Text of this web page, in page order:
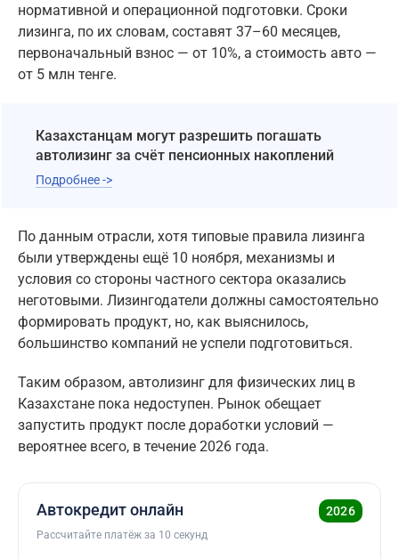
нормативной и операционной подготовки. Сроки
лизинга, по их словам, составят 37–60 месяцев,
первоначальный взнос — от 10%, а стоимость авто —
от 5 млн тенге.
Казахстанцам могут разрешить погашать
автолизинг за счёт пенсионных накоплений
Подробнее ->
По данным отрасли, хотя типовые правила лизинга
были утверждены ещё 10 ноября, механизмы и
условия со стороны частного сектора оказались
неготовыми. Лизингодатели должны самостоятельно
формировать продукт, но, как выяснилось,
большинство компаний не успели подготовиться.
Таким образом, автолизинг для физических лиц в
Казахстане пока недоступен. Рынок обещает
запустить продукт после доработки условий —
вероятнее всего, в течение 2026 года.
Автокредит онлайн 2026
Рассчитайте платёж за 10 секунд